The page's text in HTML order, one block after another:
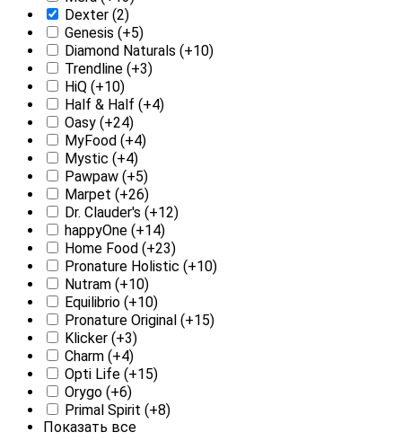
Dexter (2)
Genesis (+5)
Diamond Naturals (+10)
Trendline (+3)
HiQ (+10)
Half & Half (+4)
Oasy (+24)
MyFood (+4)
Mystic (+4)
Pawpaw (+5)
Marpet (+26)
Dr. Clauder's (+12)
happyOne (+14)
Home Food (+23)
Pronature Holistic (+10)
Nutram (+10)
Equilibrio (+10)
Pronature Original (+15)
Klicker (+3)
Charm (+4)
Opti Life (+15)
Orygo (+6)
Primal Spirit (+8)
Показать все